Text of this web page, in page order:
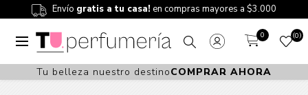
Envío gratis a tu casa! en compras mayores a $3.000
0 0
Tu belleza nuestro destinoCOMPRAR AHORA